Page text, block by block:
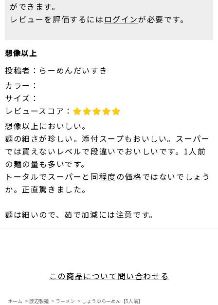
ができます。
レビューを評価するには ログインが必要です。
想像以上
投稿者： らーめんだいすき
カラー：
サイズ：
レビュースコア：
想像以上においしい。
麺の細さが珍しい。添付スープもおいしい。スーパー
では買えないレベルで段違いでおいしいです。1人前
の麺の量も多いです。
トータルでスーパーと同程度の価格ではないでしょう
か。正直驚きました。
麺は細いので、茹で加減には注意です。
この商品について問い合わせる
ホーム > 渡辺製麺 > ラーメン > しょうゆらーめん【5人前】